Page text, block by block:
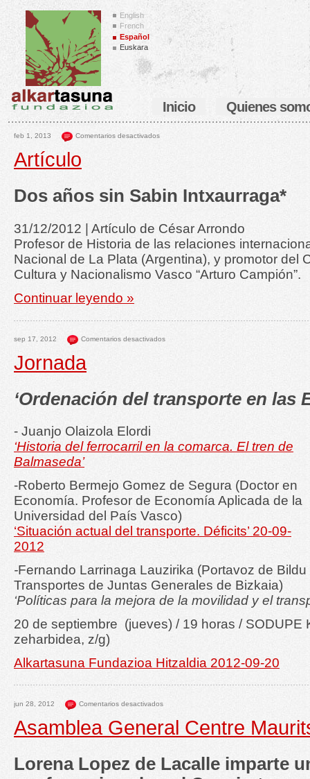
English
French
Español
Euskara
Inicio Quienes
feb 1, 2013 Comentarios desactivados
Artículo
Dos años sin Sabin Intxaurraga*
31/12/2012 | Artículo de César Arrondo
Profesor de Historia de las relaciones
Nacional de La Plata (Argentina), y promotor del
Cultura y Nacionalismo Vasco “Arturo Campión”.
Continuar leyendo »
sep 17, 2012 Comentarios desactivados
Jornada
‘Ordenación del transporte en las
- Juanjo Olaizola Elordi
‘Historia del ferrocarril en la comarca. El tren de
Balmaseda’
-Roberto Bermejo Gomez de Segura (Doctor en
Economía. Profesor de Economía Aplicada de la
Universidad del País Vasco)
‘Situación actual del transporte. Déficits’ 20-09-
2012
-Fernando Larrinaga Lauzirika (Portavoz de
Transportes de Juntas Generales de Bizkaia)
‘Políticas para la mejora de la movilidad y el
20 de septiembre (jueves) / 19 horas / SODUPE
zeharbidea, z/g)
Alkartasuna Fundazioa Hitzaldia 2012-09-20
jun 28, 2012 Comentarios desactivados
Asamblea General Centre
Lorena Lopez de Lacalle imparte